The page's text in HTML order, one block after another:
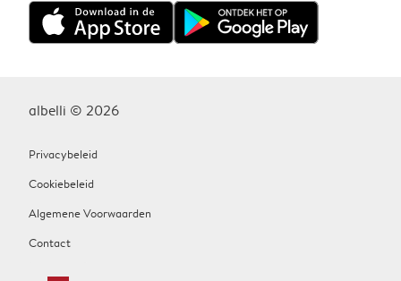
albelli © 2026
Privacybeleid
Cookiebeleid
Algemene Voorwaarden
Contact